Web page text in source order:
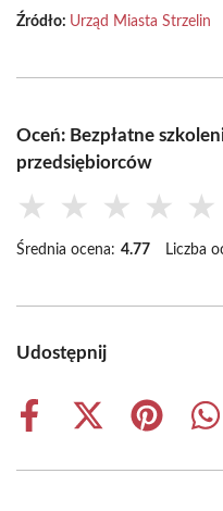
Źródło: Urząd Miasta Strzelin
Oceń: Bezpłatne
przedsiębiorców
★ ★ ★ ★ ★
Średnia ocena: 4.77 Liczba
Udostępnij
Share
Share
(Twitter)
Share